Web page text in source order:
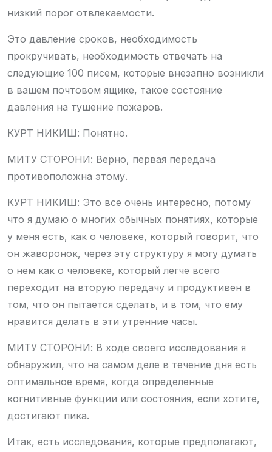
низкий порог отвлекаемости.
Это давление сроков, необходимость
прокручивать, необходимость отвечать на
следующие 100 писем, которые внезапно возникли
в вашем почтовом ящике, такое состояние
давления на тушение пожаров.
КУРТ НИКИШ: Понятно.
МИТУ СТОРОНИ: Верно, первая передача
противоположна этому.
КУРТ НИКИШ: Это все очень интересно, потому
что я думаю о многих обычных понятиях, которые
у меня есть, как о человеке, который говорит, что
он жаворонок, через эту структуру я могу думать
о нем как о человеке, который легче всего
переходит на вторую передачу и продуктивен в
том, что он пытается сделать, и в том, что ему
нравится делать в эти утренние часы.
МИТУ СТОРОНИ: В ходе своего исследования я
обнаружил, что на самом деле в течение дня есть
оптимальное время, когда определенные
когнитивные функции или состояния, если хотите,
достигают пика.
Итак, есть исследования, которые предполагают,